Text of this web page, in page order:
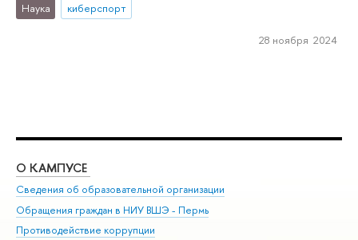
Наука киберспорт
28 ноября 2024
О КАМПУСЕ
Сведения об образовательной организации
Обращения граждан в НИУ ВШЭ - Пермь
Противодействие коррупции